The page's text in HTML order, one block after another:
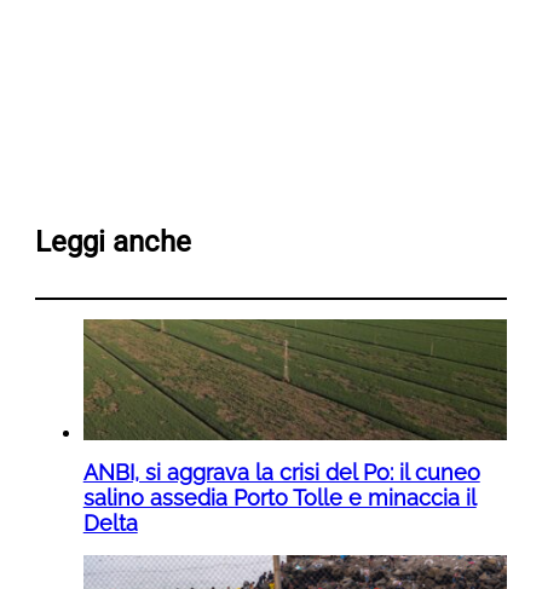
Leggi anche
ANBI, si aggrava la crisi del Po: il cuneo
salino assedia Porto Tolle e minaccia il
Delta